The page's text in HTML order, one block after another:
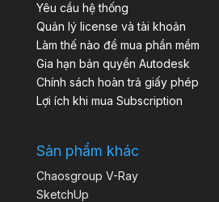
Yêu cầu hệ thống
Quản lý license và tài khoản
Làm thế nào để mua phần mềm
Gia hạn bản quyền Autodesk
Chính sách hoàn trả giấy phép
Lợi ích khi mua Subscription
Sản phẩm khác
Chaosgroup V-Ray
SketchUp